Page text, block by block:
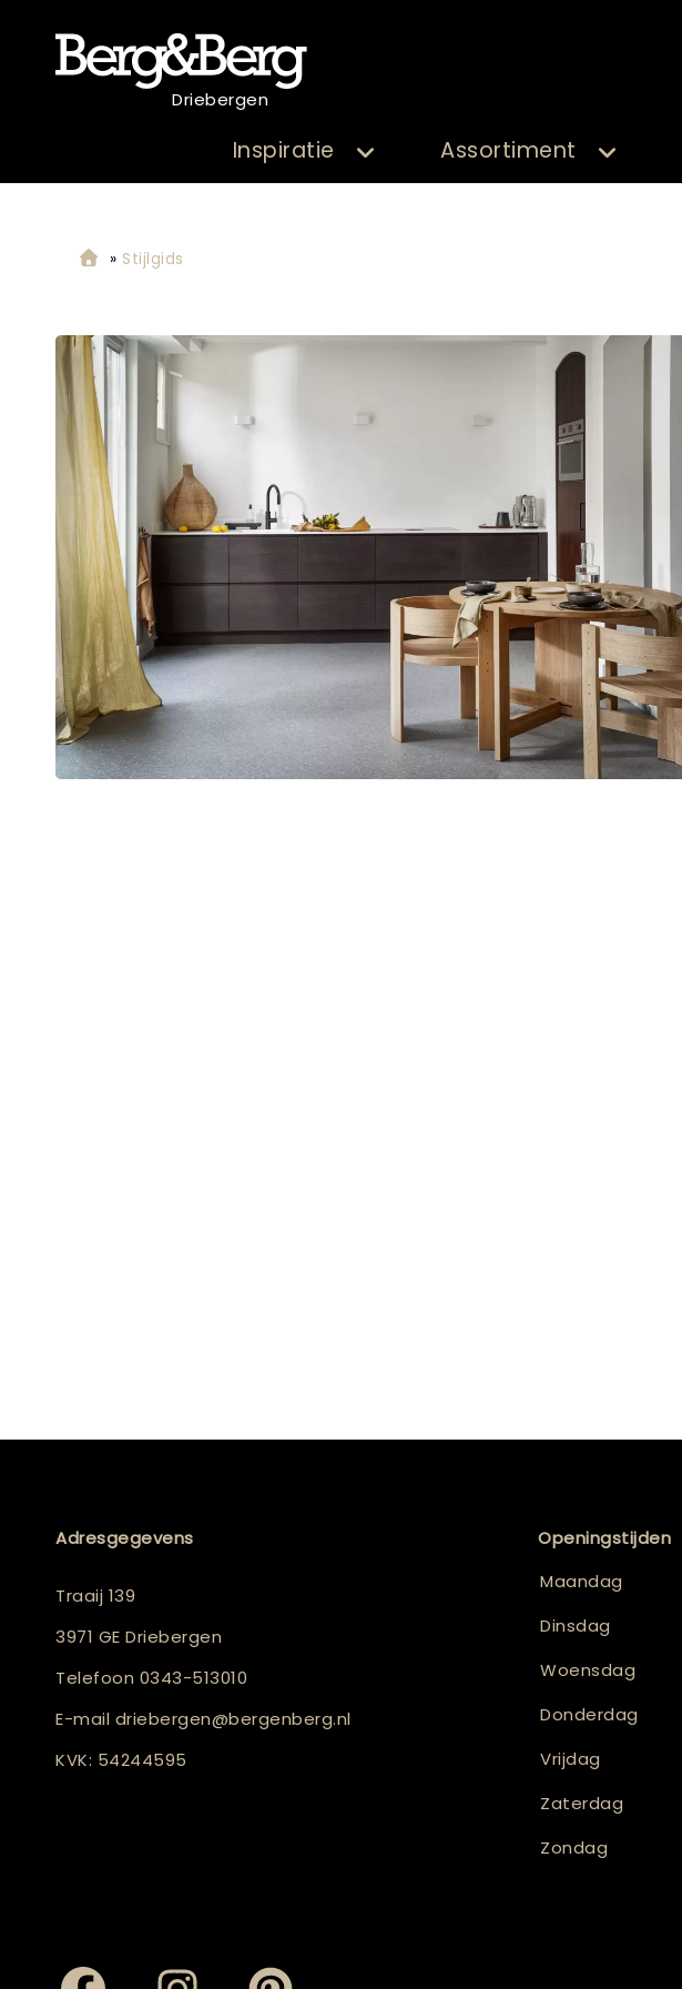
Driebergen
Inspiratie Assortiment
» Stijlgids
Adresgegevens
Traaij 139
3971 GE Driebergen
Telefoon 0343-513010
E-mail driebergen@bergenberg.nl
KVK: 54244595
Openingstijden
Maandag
Dinsdag
Woensdag
Donderdag
Vrijdag
Zaterdag
Zondag